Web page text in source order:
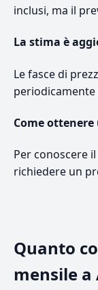
inclusi, ma il
La stima è
Le fasce di
periodicamente
Come ottenere
Per conoscere
richiedere un
Quanto
mensile a